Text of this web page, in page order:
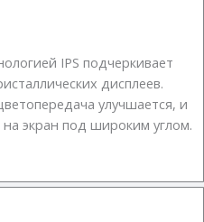
IPS подчеркивает
дисплеев.
улучшается, и
экран под широким углом.